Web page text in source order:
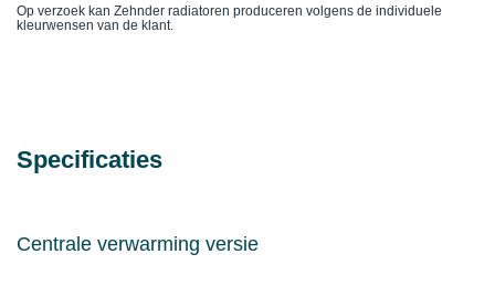
Op verzoek kan Zehnder radiatoren produceren volgens de individuele
kleurwensen van de klant.
Specificaties
Centrale verwarming versie